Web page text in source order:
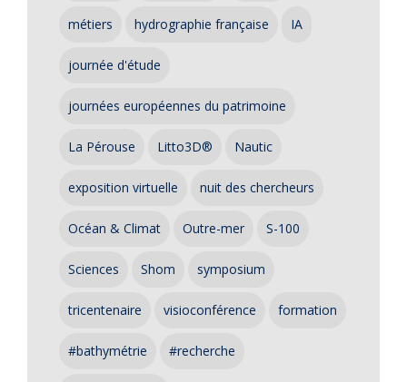
métiers hydrographie française IA
journée d'étude
journées européennes du patrimoine
La Pérouse Litto3D® Nautic
exposition virtuelle nuit des chercheurs
Océan & Climat Outre-mer S-100
Sciences Shom symposium
tricentenaire visioconférence formation
#bathymétrie #recherche